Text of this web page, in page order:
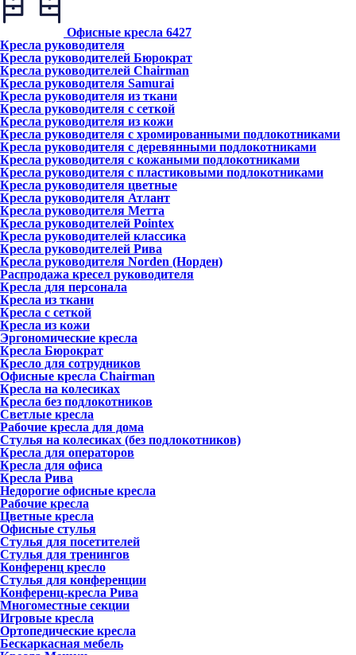
Офисные кресла 6427
Кресла руководителя
Кресла руководителей Бюрократ
Кресла руководителей Chairman
Кресла руководителя Samurai
Кресла руководителя из ткани
Кресла руководителя с сеткой
Кресла руководителя из кожи
Кресла руководителя с хромированными подлокотниками
Кресла руководителя с деревянными подлокотниками
Кресла руководителя с кожаными подлокотниками
Кресла руководителя с пластиковыми подлокотниками
Кресла руководителя цветные
Кресла руководителя Атлант
Кресла рyководителя Метта
Кресла руководителей Pointex
Кресла руководителей классика
Кресла руководителей Рива
Кресла руководителя Norden (Норден)
Распродажа кресел руководителя
Кресла для персонала
Кресла из ткани
Кресла с сеткой
Кресла из кожи
Эргономические кресла
Кресла Бюрократ
Кресло для сотрудников
Офисные кресла Chairman
Кресла на колесиках
Кресла без подлокотников
Светлые кресла
Рабочие кресла для дома
Стулья на колесиках (без подлокотников)
Кресла для операторов
Кресла для офиса
Кресла Рива
Недорогие офисные кресла
Рабочие кресла
Цветные кресла
Офисные стулья
Стулья для посетителей
Стулья для тренингов
Конференц кресло
Стулья для конференции
Конференц-кресла Рива
Многоместные секции
Игровые кресла
Ортопедические кресла
Бескаркасная мебель